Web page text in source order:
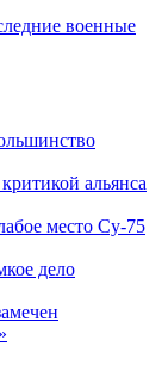
военные
альянса
место Су-75
дело